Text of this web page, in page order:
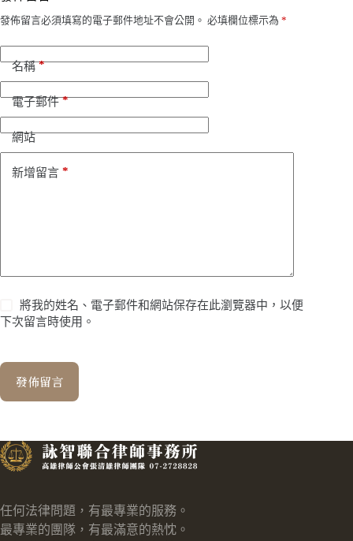
發佈留言必須填寫的電子郵件地址不會公開。 必填欄位標示為 *
名稱*
電子郵件*
網站
新增留言 *
將我的姓名、電子郵件和網站保存在此瀏覽器中，以便
下次留言時使用。
發佈留言
任何法律問題，有最專業的服務。
最專業的團隊，有最滿意的熱忱。